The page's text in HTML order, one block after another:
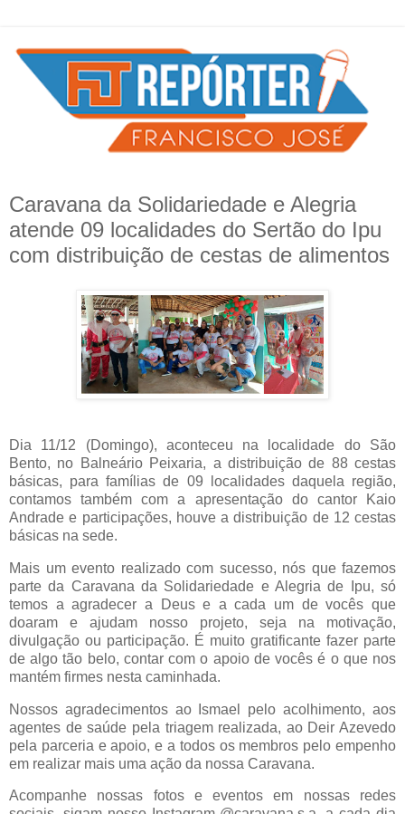
Caravana da Solidariedade e Alegria
atende 09 localidades do Sertão do Ipu
com distribuição de cestas de alimentos
Dia 11/12 (Domingo), aconteceu na localidade do São
Bento, no Balneário Peixaria, a distribuição de 88 cestas
básicas, para famílias de 09 localidades daquela região,
contamos também com a apresentação do cantor Kaio
Andrade e participações, houve a distribuição de 12 cestas
básicas na sede.
Mais um evento realizado com sucesso, nós que fazemos
parte da Caravana da Solidariedade e Alegria de Ipu, só
temos a agradecer a Deus e a cada um de vocês que
doaram e ajudam nosso projeto, seja na motivação,
divulgação ou participação. É muito gratificante fazer parte
de algo tão belo, contar com o apoio de vocês é o que nos
mantém firmes nesta caminhada.
Nossos agradecimentos ao Ismael pelo acolhimento, aos
agentes de saúde pela triagem realizada, ao Deir Azevedo
pela parceria e apoio, e a todos os membros pelo empenho
em realizar mais uma ação da nossa Caravana.
Acompanhe nossas fotos e eventos em nossas redes